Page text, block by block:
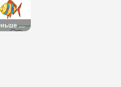
Больше меньше или равно 2